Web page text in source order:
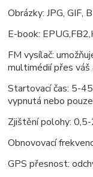
Obrázky: JPG, GIF,
E-book:
FM vysílač:
multimédií přes
Startovací čas: 5-
vypnutá nebo
Zjištění polohy:
Obnovovací
GPS přesnost: